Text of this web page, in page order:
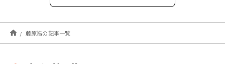
2026年02月
2024年09月
藤原浩の記事一覧